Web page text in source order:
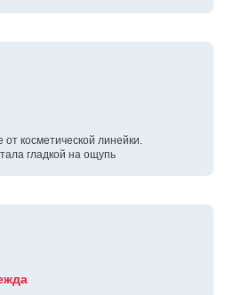
от косметической линейки.
гладкой на ощупь